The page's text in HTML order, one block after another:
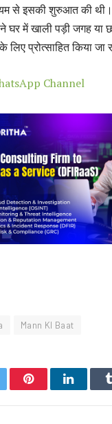
से इसकी शुरुआत की
घर में खाली पड़ी जगह या
प्रोत्साहित किया जा
Channel
Mann KI Baat
Pinterest